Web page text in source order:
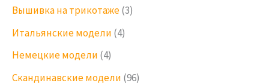
Вышивка на трикотаже(3)
Итальянские модели (4)
Немецкие модели (4)
Скандинавские модели (96)